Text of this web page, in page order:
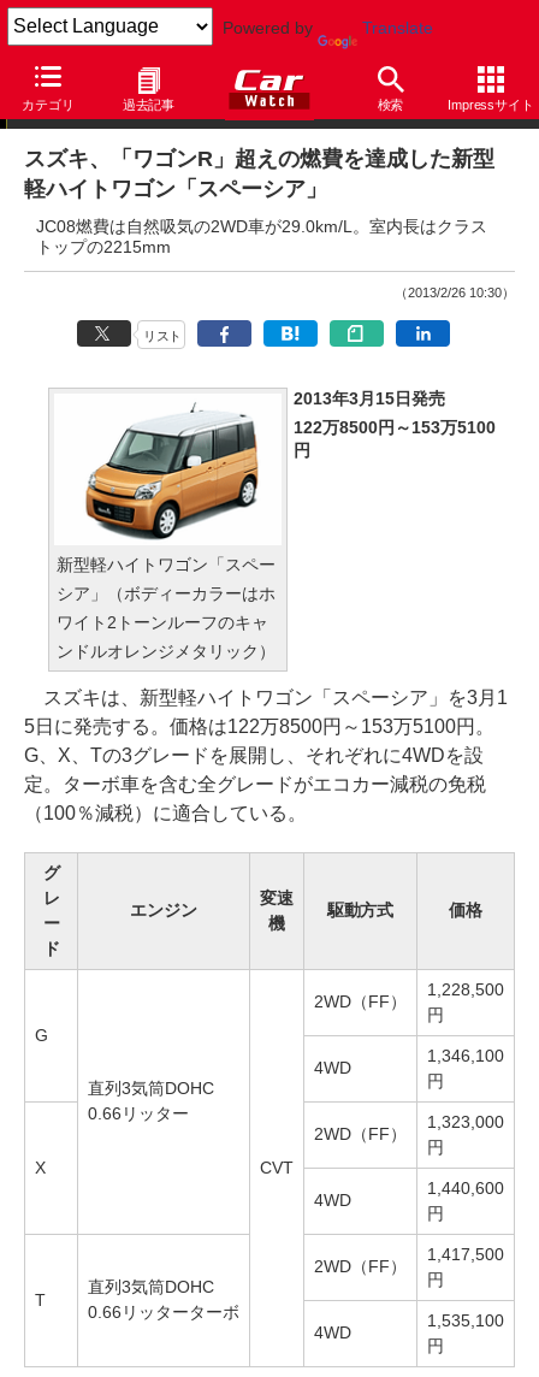
Powered by Translate
カテゴリ 過去記事 検索 Impressサイト
ニュース
スズキ、「ワゴンR」超えの燃費を達成した新型
軽ハイトワゴン「スペーシア」
JC08燃費は自然吸気の2WD車が29.0km/L。室内長はクラス
トップの2215mm
（2013/2/26 10:30）
リスト
新型軽ハイトワゴン「スペー
シア」（ボディーカラーはホ
ワイト2トーンルーフのキャ
ンドルオレンジメタリック）
2013年3月15日発売
122万8500円～153万5100
円
スズキは、新型軽ハイトワゴン「スペーシア」を3月1
5日に発売する。価格は122万8500円～153万5100円。
G、X、Tの3グレードを展開し、それぞれに4WDを設
定。ターボ車を含む全グレードがエコカー減税の免税
（100％減税）に適合している。
グ
レ
ー
ド
エンジン
変速
機
駆動方式 価格
G
直列3気筒DOHC
0.66リッター
CVT
2WD（FF）
1,228,500
円
4WD
1,346,100
円
X
2WD（FF）
1,323,000
円
4WD
1,440,600
円
T
直列3気筒DOHC
0.66リッターターボ
2WD（FF）
1,417,500
円
4WD
1,535,100
円